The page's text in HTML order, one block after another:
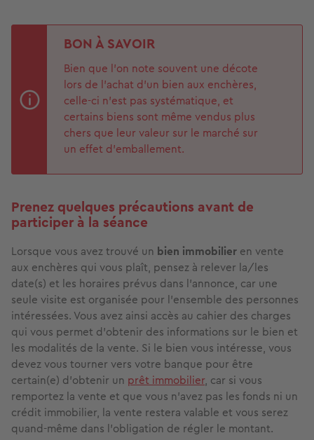
BON À SAVOIR
Bien que l’on note souvent une décote
lors de l’achat d’un bien aux enchères,
celle-ci n’est pas systématique, et
certains biens sont même vendus plus
chers que leur valeur sur le marché sur
un effet d'emballement.
Prenez quelques précautions avant de
participer à la séance
Lorsque vous avez trouvé un bien immobilier en vente
aux enchères qui vous plaît, pensez à relever la/les
date(s) et les horaires prévus dans l’annonce, car une
seule visite est organisée pour l’ensemble des personnes
intéressées. Vous avez ainsi accès au cahier des charges
qui vous permet d’obtenir des informations sur le bien et
les modalités de la vente. Si le bien vous intéresse, vous
devez vous tourner vers votre banque pour être
certain(e) d’obtenir un prêt immobilier, car si vous
remportez la vente et que vous n’avez pas les fonds ni un
crédit immobilier, la vente restera valable et vous serez
quand-même dans l’obligation de régler le montant.